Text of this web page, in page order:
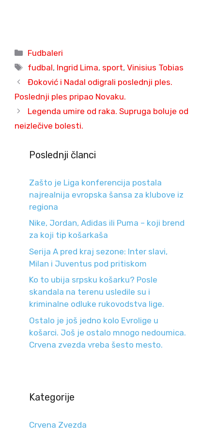
Categories
Fudbaleri
Tags
fudbal, Ingrid Lima, sport,Vinisius Tobias
Đoković i Nadal odigrali poslednji ples.
Poslednji ples pripao Novaku.
Legenda umire od raka. Supruga boluje od
neizlečive bolesti.
Poslednji članci
Zašto je Liga konferencija postala
najrealnija evropska šansa za klubove iz
regiona
Nike, Jordan, Adidas ili Puma – koji brend
za koji tip košarkaša
Serija A pred kraj sezone: Inter slavi,
Milan i Juventus pod pritiskom
Ko to ubija srpsku košarku? Posle
skandala na terenu usledile su i
kriminalne odluke rukovodstva lige.
Ostalo je još jedno kolo Evrolige u
košarci. Još je ostalo mnogo nedoumica.
Crvena zvezda vreba šesto mesto.
Kategorije
Crvena Zvezda